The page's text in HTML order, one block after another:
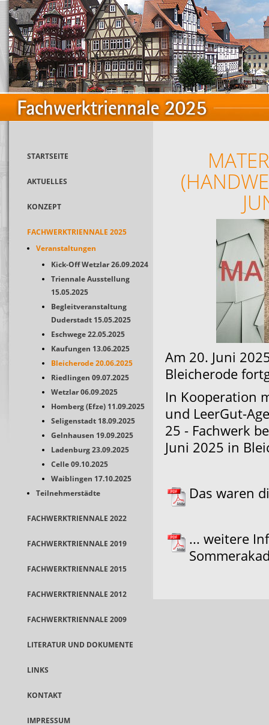
STARTSEITE
AKTUELLES
KONZEPT
FACHWERKTRIENNALE 2025
Veranstaltungen
Kick-Off Wetzlar 26.09.2024
Triennale Ausstellung
15.05.2025
Begleitveranstaltung
Duderstadt 15.05.2025
Eschwege 22.05.2025
Kaufungen 13.06.2025
Bleicherode 20.06.2025
Riedlingen 09.07.2025
Wetzlar 06.09.2025
Homberg (Efze) 11.09.2025
Seligenstadt 18.09.2025
Gelnhausen 19.09.2025
Ladenburg 23.09.2025
Celle 09.10.2025
Waiblingen 17.10.2025
Teilnehmerstädte
FACHWERKTRIENNALE 2022
FACHWERKTRIENNALE 2019
FACHWERKTRIENNALE 2015
FACHWERKTRIENNALE 2012
FACHWERKTRIENNALE 2009
LITERATUR UND DOKUMENTE
LINKS
KONTAKT
IMPRESSUM
Am 20. Juni
Bleicherode
In Kooperation
und LeerGut-
25 - Fachwerk
Juni 2025 in
Das waren
... weitere